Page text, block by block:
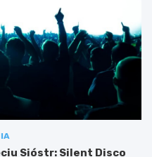
Sióstr: Silent Disco